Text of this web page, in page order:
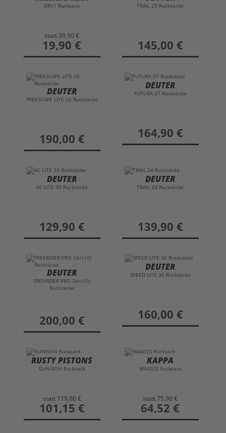
DR11 Rucksack
statt 39,90 €
preis
19,90 €
TRAIL 25 Rucksäcke
preis
145,00 €
DEUTER
FREESCAPE LITE 26 Rucksäcke
preis
190,00 €
DEUTER
FUTURA 27 Rucksäcke
preis
164,90 €
DEUTER
AC LITE 30 Rucksäcke
preis
129,90 €
DEUTER
TRAIL 24 Rucksäcke
preis
139,90 €
DEUTER
FREERIDER PRO 34+(10)
Rucksäcke
preis
200,00 €
DEUTER
SPEED LITE 30 Rucksäcke
preis
160,00 €
RUSTY PISTONS
GUNISON Rucksack
statt 119,00 €
preis
101,15 €
KAPPA
WA402S Rucksack
statt75,90 €
preis
64,52 €